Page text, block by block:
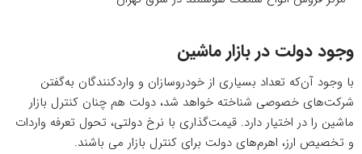
وجود دولت در بازار ماشین
با وجود آن‌که تعداد بسیاری از خودروسازان و واردکنندگان به‌گفتن
شرکت‌های خصوصی شناخته خواهد شد، دولت هم چنان کنترل بازار
ماشین را در اختیار دارد. قیمت‌گذاری با نرخ دولتی، تحول تعرفه واردات
و تخصیص ارز، اهرم‌های دولت برای کنترل بازار می باشند.